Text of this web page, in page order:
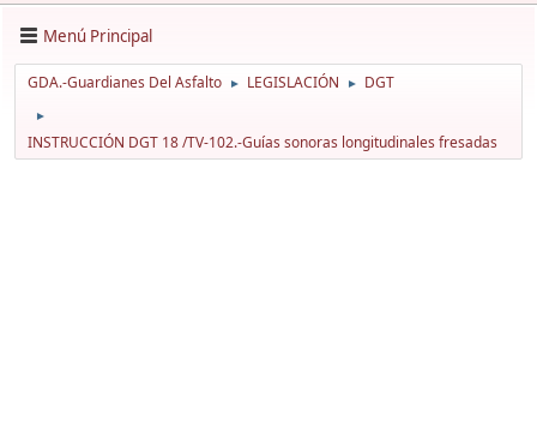
Menú Principal
GDA.-Guardianes Del Asfalto ► LEGISLACIÓN ► DGT
►
INSTRUCCIÓN DGT 18 /TV-102.-Guías sonoras longitudinales fresadas